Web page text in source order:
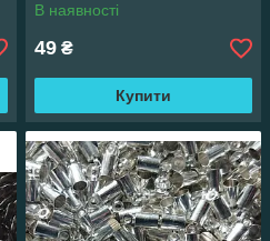
В наявності
49 ₴
Купити